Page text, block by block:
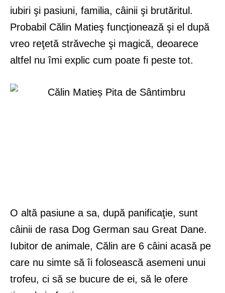
iubiri şi pasiuni, familia, câinii şi brutăritul.
Probabil Călin Matieş funcţionează şi el după
vreo reţetă străveche şi magică, deoarece
altfel nu îmi explic cum poate fi peste tot.
O altă pasiune a sa, după panificaţie, sunt
câinii de rasa Dog German sau Great Dane.
Iubitor de animale, Călin are 6 câini acasă pe
care nu simte să îi folosească asemeni unui
trofeu, ci să se bucure de ei, să le ofere